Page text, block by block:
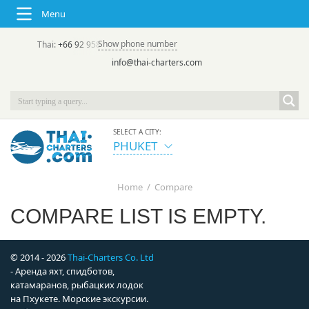
Menu
Thai:+66 92 958 8644(rus/eng) | в России:
Show phone number
info@thai-charters.com
SELECT A CITY:
PHUKET
Home / Compare
COMPARE LIST IS EMPTY.
© 2014 - 2026Thai-Charters Co. Ltd
- Аренда яхт, спидботов,
катамаранов, рыбацких лодок
на Пхукете. Морские экскурсии.